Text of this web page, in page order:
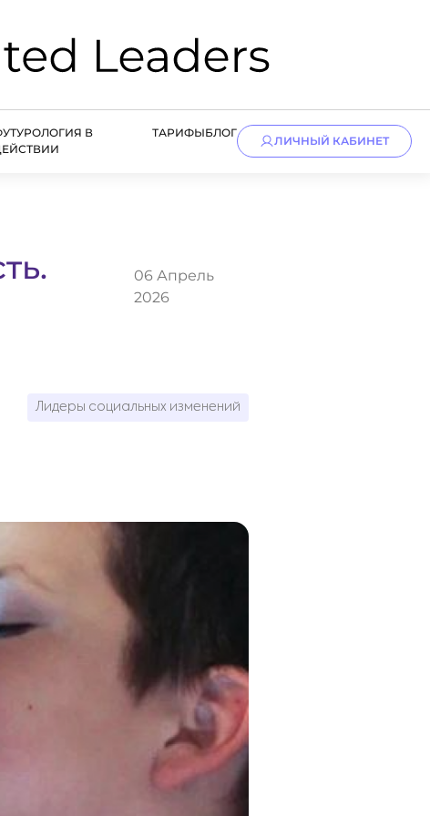
В
ТАРИФЫБЛОГ
ЛИЧНЫЙ КАБИНЕТ
06 Апрель
2026
Лидеры социальных изменений